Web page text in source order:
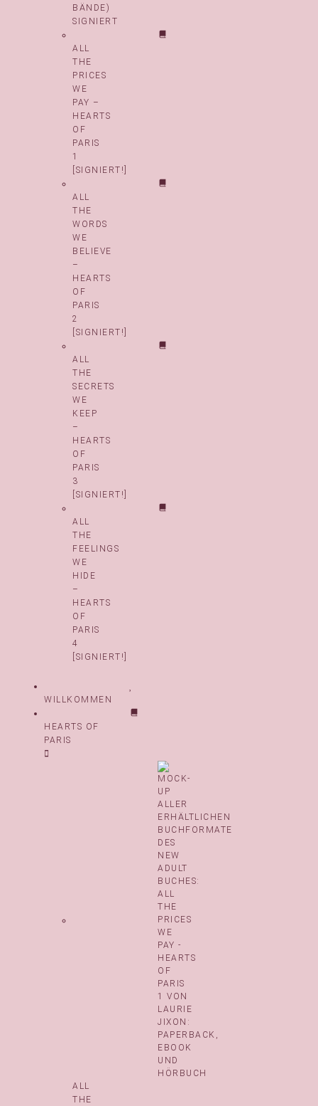
BÄNDE)
SIGNIERT
ALL
THE
PRICES
WE
PAY –
HEARTS
OF
PARIS
1
[SIGNIERT!]
ALL
THE
WORDS
WE
BELIEVE
–
HEARTS
OF
PARIS
2
[SIGNIERT!]
ALL
THE
SECRETS
WE
KEEP
–
HEARTS
OF
PARIS
3
[SIGNIERT!]
ALL
THE
FEELINGS
WE
HIDE
–
HEARTS
OF
PARIS
4
[SIGNIERT!]
WILLKOMMEN
HEARTS OF
PARIS
ALL
THE